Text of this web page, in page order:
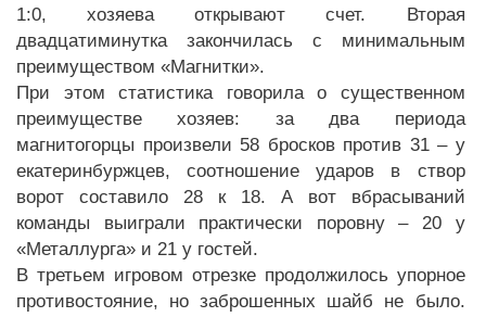
1:0, хозяева открывают счет. Вторая
двадцатиминутка закончилась с минимальным
преимуществом «Магнитки».
При этом статистика говорила о существенном
преимуществе хозяев: за два периода
магнитогорцы произвели 58 бросков против 31 – у
екатеринбуржцев, соотношение ударов в створ
ворот составило 28 к 18. А вот вбрасываний
команды выиграли практически поровну – 20 у
«Металлурга» и 21 у гостей.
В третьем игровом отрезке продолжилось упорное
противостояние, но заброшенных шайб не было.